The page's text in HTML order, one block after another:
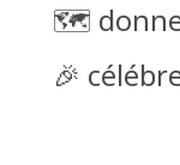
🗺️ donner
🎉